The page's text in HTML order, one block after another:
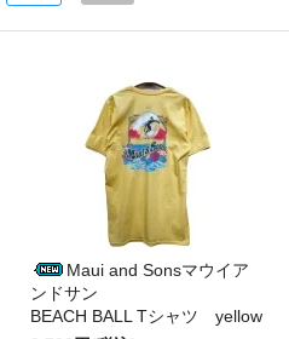
Maui and Sonsマウイア
ンドサン
BEACH BALL Tシャツ yellow